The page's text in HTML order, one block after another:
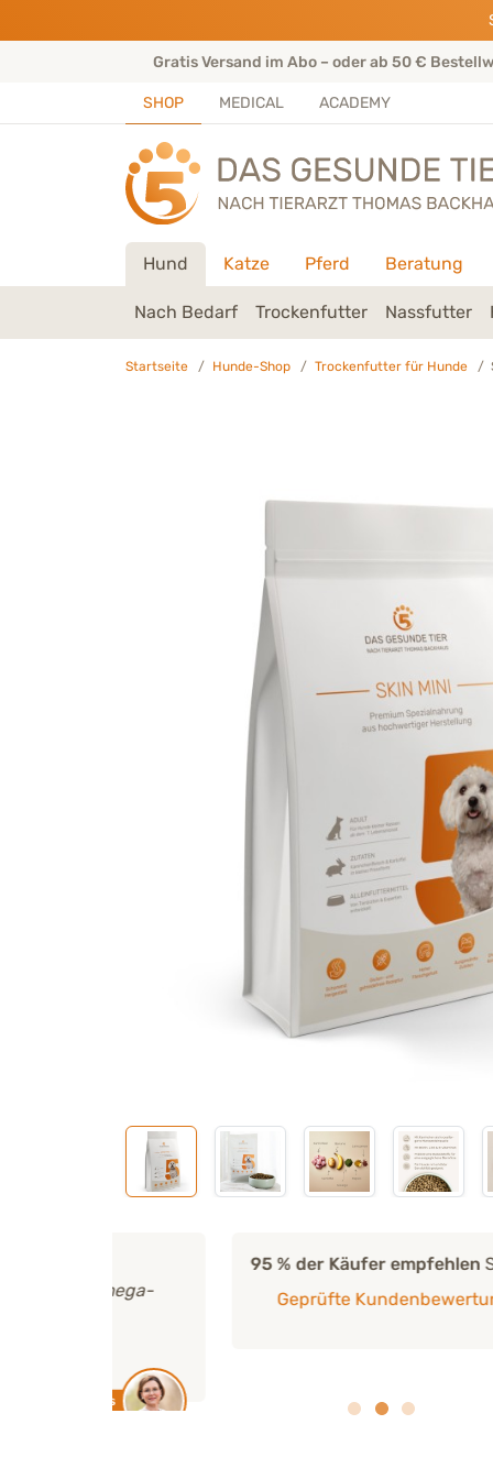
Gratis Versand im Abo – oder ab 50 €
SHOP MEDICAL ACADEMY
Hund Katze Pferd Beratung
Nach Bedarf Trockenfutter Nassfutter
Startseite Hunde-Shop Trockenfutter für Hunde
95 % der Käufer empfehlenSKIN MINI
Geprüfte Kundenbewertungen